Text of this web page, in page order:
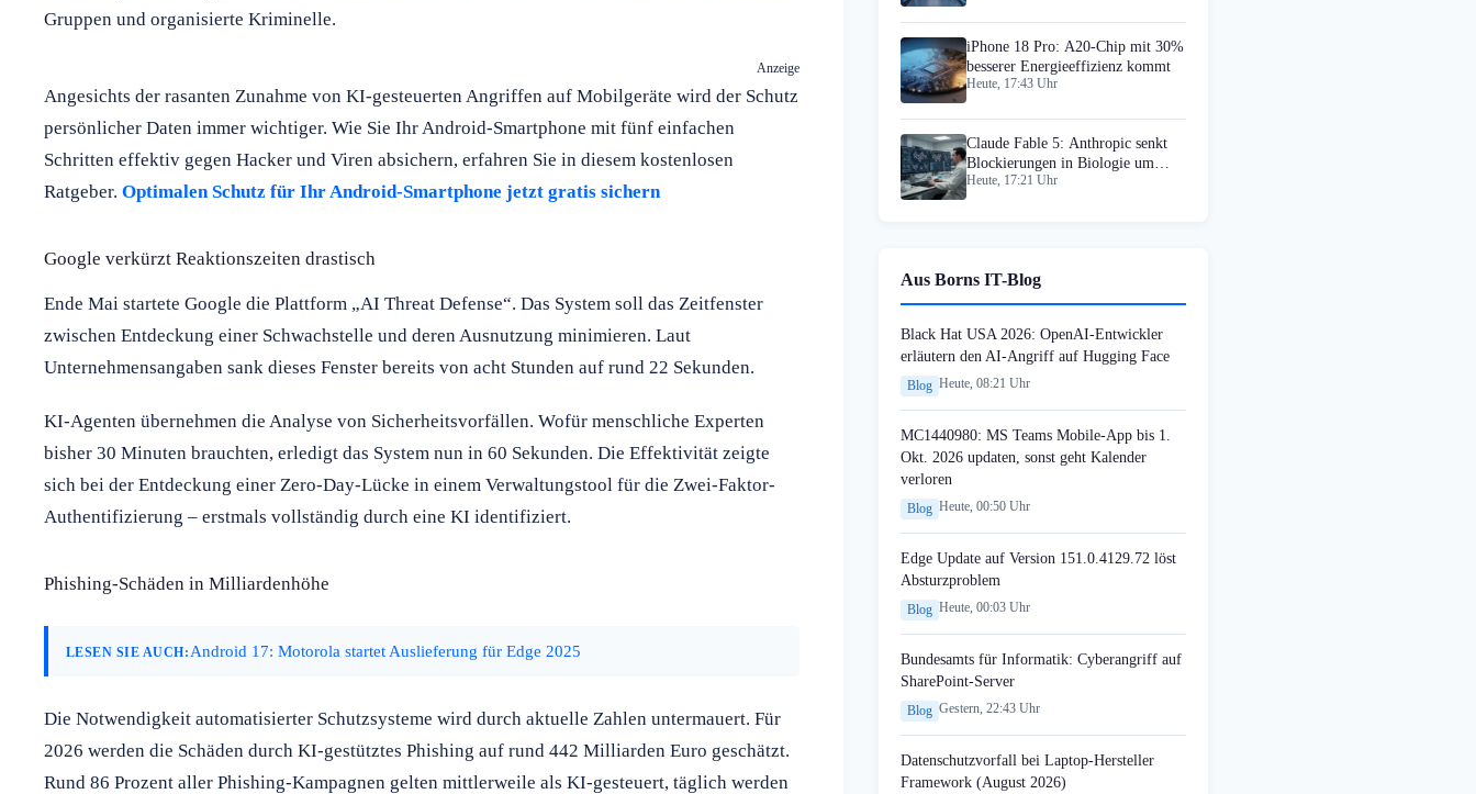
Gruppen und organisierte Kriminelle.
Anzeige
Angesichts der rasanten Zunahme von KI-gesteuerten Angriffen auf Mobilgeräte wird der Schutz
persönlicher Daten immer wichtiger. Wie Sie Ihr Android-Smartphone mit fünf einfachen
Schritten effektiv gegen Hacker und Viren absichern, erfahren Sie in diesem kostenlosen
Ratgeber. Optimalen Schutz für Ihr Android-Smartphone jetzt gratis sichern
Google verkürzt Reaktionszeiten drastisch
Ende Mai startete Google die Plattform „AI Threat Defense“. Das System soll das Zeitfenster
zwischen Entdeckung einer Schwachstelle und deren Ausnutzung minimieren. Laut
Unternehmensangaben sank dieses Fenster bereits von acht Stunden auf rund 22 Sekunden.
KI-Agenten übernehmen die Analyse von Sicherheitsvorfällen. Wofür menschliche Experten
bisher 30 Minuten brauchten, erledigt das System nun in 60 Sekunden. Die Effektivität zeigte
sich bei der Entdeckung einer Zero-Day-Lücke in einem Verwaltungstool für die Zwei-Faktor-
Authentifizierung – erstmals vollständig durch eine KI identifiziert.
Phishing-Schäden in Milliardenhöhe
LESEN SIE AUCH: Android 17: Motorola startet Auslieferung für Edge 2025
Die Notwendigkeit automatisierter Schutzsysteme wird durch aktuelle Zahlen untermauert. Für
2026 werden die Schäden durch KI-gestütztes Phishing auf rund 442 Milliarden Euro geschätzt.
Rund 86 Prozent aller Phishing-Kampagnen gelten mittlerweile als KI-gesteuert, täglich werden
iPhone 18 Pro: A20-Chip mit 30%
besserer Energieeffizienz kommt
Heute, 17:43 Uhr
Claude Fable 5: Anthropic senkt
Blockierungen in Biologie um
85%
Heute, 17:21 Uhr
Aus Borns IT-Blog
Black Hat USA 2026: OpenAI-Entwickler
erläutern den AI-Angriff auf Hugging Face
Blog Heute, 08:21 Uhr
MC1440980: MS Teams Mobile-App bis 1.
Okt. 2026 updaten, sonst geht Kalender
verloren
Blog Heute, 00:50 Uhr
Edge Update auf Version 151.0.4129.72 löst
Absturzproblem
Blog Heute, 00:03 Uhr
Bundesamts für Informatik: Cyberangriff auf
SharePoint-Server
Blog Gestern, 22:43 Uhr
Datenschutzvorfall bei Laptop-Hersteller
Framework (August 2026)